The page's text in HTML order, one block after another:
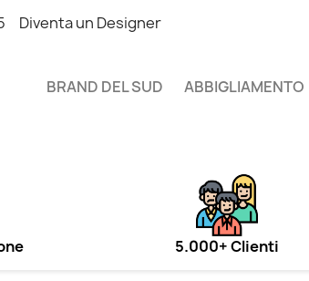
Diventa un Designer
BRAND DEL SUD ABBIGLIAMENTO
5.000+ Clienti